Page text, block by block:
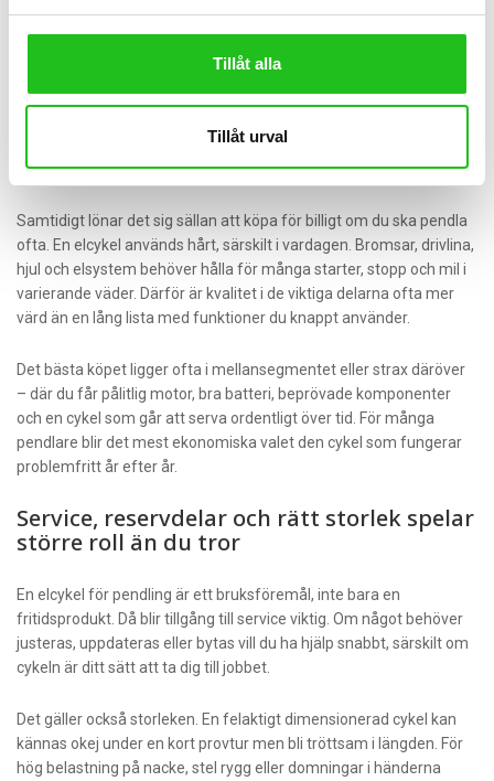
Tillåt alla
Tillåt urval
Bästa elcykel för pendling är inte alltid
den dyraste
Det är lätt att tro att högst prislapp automatiskt betyder bäst val.
starkare drivsystem och lägre vikt, men om du inte har nytta av de
egenskaperna blir merkostnaden svår att räkna hem.
Samtidigt lönar det sig sällan att köpa för billigt om du ska pendla
ofta. En elcykel används hårt, särskilt i vardagen. Bromsar, drivlina,
hjul och elsystem behöver hålla för många starter, stopp och mil i
varierande väder. Därför är kvalitet i de viktiga delarna ofta mer
värd än en lång lista med funktioner du knappt använder.
Det bästa köpet ligger ofta i mellansegmentet eller strax däröver
– där du får pålitlig motor, bra batteri, beprövade komponenter
och en cykel som går att serva ordentligt över tid. För många
pendlare blir det mest ekonomiska valet den cykel som fungerar
problemfritt år efter år.
Service, reservdelar och rätt storlek spelar
större roll än du tror
En elcykel för pendling är ett bruksföremål, inte bara en
fritidsprodukt. Då blir tillgång till service viktig. Om något behöver
justeras, uppdateras eller bytas vill du ha hjälp snabbt, särskilt om
cykeln är ditt sätt att ta dig till jobbet.
Det gäller också storleken. En felaktigt dimensionerad cykel kan
kännas okej under en kort provtur men bli tröttsam i längden. För
hög belastning på nacke, stel rygg eller domningar i händerna